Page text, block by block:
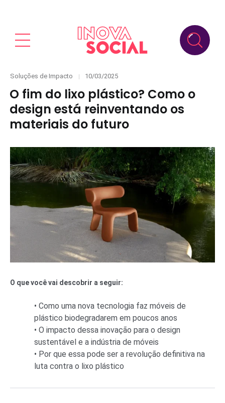
Categories
Soluções de Impacto
Posted
10/03/2025
O fim do lixo plástico? Como o
design está reinventando os
materiais do futuro
O que você vai descobrir a seguir:
• Como uma nova tecnologia faz móveis de
plástico biodegradarem em poucos anos
• O impacto dessa inovação para o design
sustentável e a indústria de móveis
• Por que essa pode ser a revolução definitiva na
luta contra o lixo plástico